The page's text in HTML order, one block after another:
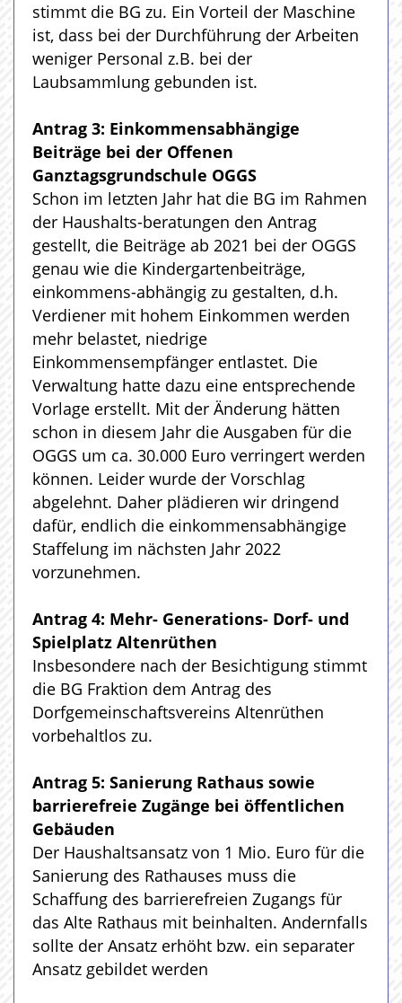
stimmt die BG zu. Ein Vorteil der Maschine
ist, dass bei der Durchführung der Arbeiten
weniger Personal z.B. bei der
Laubsammlung gebunden ist.
Antrag 3: Einkommensabhängige
Beiträge bei der Offenen
Ganztagsgrundschule OGGS
Schon im letzten Jahr hat die BG im Rahmen
der Haushalts-beratungen den Antrag
gestellt, die Beiträge ab 2021 bei der OGGS
genau wie die Kindergartenbeiträge,
einkommens-abhängig zu gestalten, d.h.
Verdiener mit hohem Einkommen werden
mehr belastet, niedrige
Einkommensempfänger entlastet. Die
Verwaltung hatte dazu eine entsprechende
Vorlage erstellt. Mit der Änderung hätten
schon in diesem Jahr die Ausgaben für die
OGGS um ca. 30.000 Euro verringert werden
können. Leider wurde der Vorschlag
abgelehnt. Daher plädieren wir dringend
dafür, endlich die einkommensabhängige
Staffelung im nächsten Jahr 2022
vorzunehmen.
Antrag 4: Mehr- Generations- Dorf- und
Spielplatz Altenrüthen
Insbesondere nach der Besichtigung stimmt
die BG Fraktion dem Antrag des
Dorfgemeinschaftsvereins Altenrüthen
vorbehaltlos zu.
Antrag 5: Sanierung Rathaus sowie
barrierefreie Zugänge bei öffentlichen
Gebäuden
Der Haushaltsansatz von 1 Mio. Euro für die
Sanierung des Rathauses muss die
Schaffung des barrierefreien Zugangs für
das Alte Rathaus mit beinhalten. Andernfalls
sollte der Ansatz erhöht bzw. ein separater
Ansatz gebildet werden